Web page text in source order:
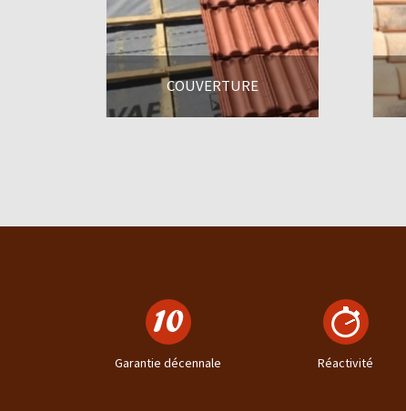
COUVERTURE
Garantie décennale Réactivité